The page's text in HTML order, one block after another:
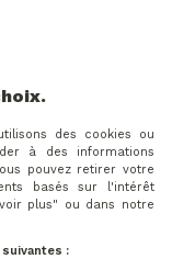
des cookies ou
à des informations
pouvez retirer votre
basés sur l'intérêt
plus" ou dans notre
: